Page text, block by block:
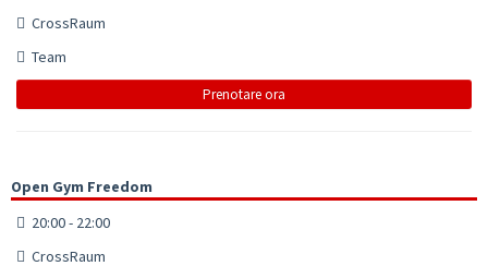
CrossRaum
Team
Prenotare ora
Open Gym Freedom
20:00 - 22:00
CrossRaum